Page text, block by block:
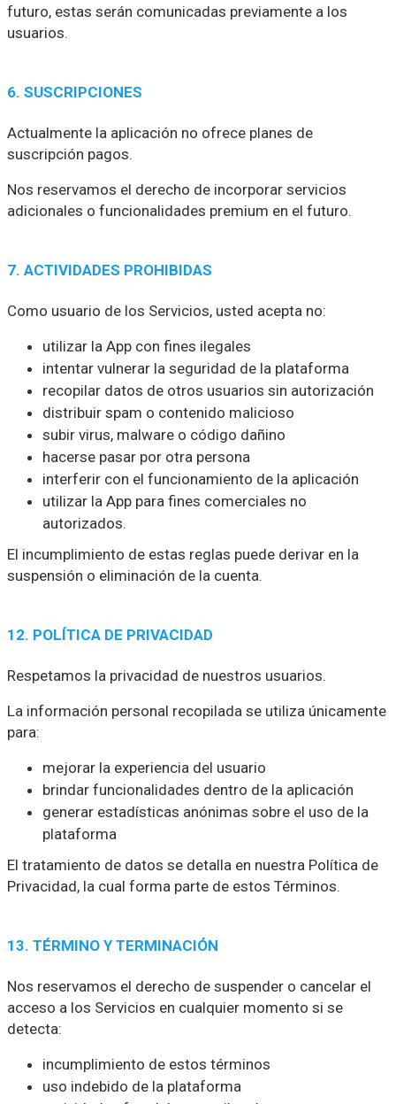
futuro, estas serán comunicadas previamente a los
usuarios.
6. SUSCRIPCIONES
Actualmente la aplicación no ofrece planes de
suscripción pagos.
Nos reservamos el derecho de incorporar servicios
adicionales o funcionalidades premium en el futuro.
7. ACTIVIDADES PROHIBIDAS
Como usuario de los Servicios, usted acepta no:
utilizar la App con fines ilegales
intentar vulnerar la seguridad de la plataforma
recopilar datos de otros usuarios sin autorización
distribuir spam o contenido malicioso
subir virus, malware o código dañino
hacerse pasar por otra persona
interferir con el funcionamiento de la aplicación
utilizar la App para fines comerciales no
autorizados.
El incumplimiento de estas reglas puede derivar en la
suspensión o eliminación de la cuenta.
12. POLÍTICA DE PRIVACIDAD
Respetamos la privacidad de nuestros usuarios.
La información personal recopilada se utiliza únicamente
para:
mejorar la experiencia del usuario
brindar funcionalidades dentro de la aplicación
generar estadísticas anónimas sobre el uso de la
plataforma
El tratamiento de datos se detalla en nuestra Política de
Privacidad, la cual forma parte de estos Términos.
13. TÉRMINO Y TERMINACIÓN
Nos reservamos el derecho de suspender o cancelar el
acceso a los Servicios en cualquier momento si se
detecta:
incumplimiento de estos términos
uso indebido de la plataforma